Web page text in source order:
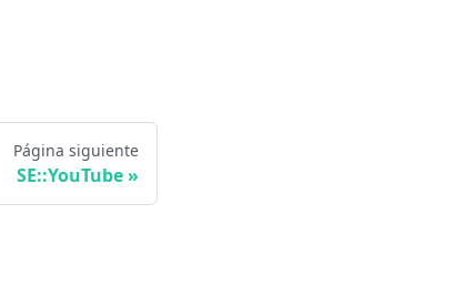
Página siguiente
SE::YouTube